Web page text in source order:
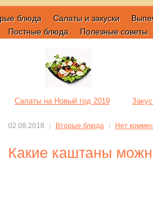
блюда Салаты и закуски
Постные блюда Полезные советы
Салаты на Новый год 2019
02.08.2018 Вторые блюда Нет
Какие каштаны